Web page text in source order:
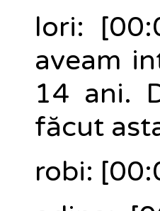
lori:
aveam
14 ani.
făcut
robi: